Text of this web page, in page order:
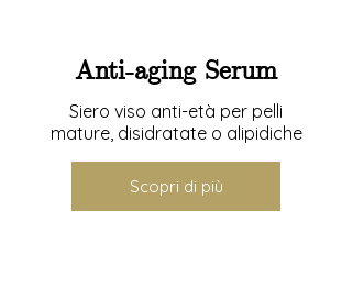
Anti-aging Serum
Siero viso anti-età per pelli
mature, disidratate o alipidiche
Scopri di più